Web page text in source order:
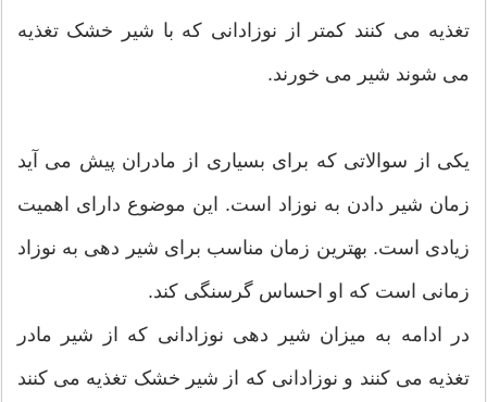
تغذیه می کنند کمتر از نوزادانی که با شیر خشک تغذیه
می شوند شیر می خورند.
یکی از سوالاتی که برای بسیاری از مادران پیش می آید
زمان شیر دادن به نوزاد است. این موضوع دارای اهمیت
زیادی است. بهترین زمان مناسب برای شیر دهی به نوزاد
زمانی است که او احساس گرسنگی کند.
در ادامه به میزان شیر دهی نوزادانی که از شیر مادر
تغذیه می کنند و نوزادانی که از شیر خشک تغذیه می کنند